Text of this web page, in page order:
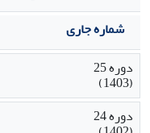
شماره جاری
دوره 25
(1403)
دوره 24